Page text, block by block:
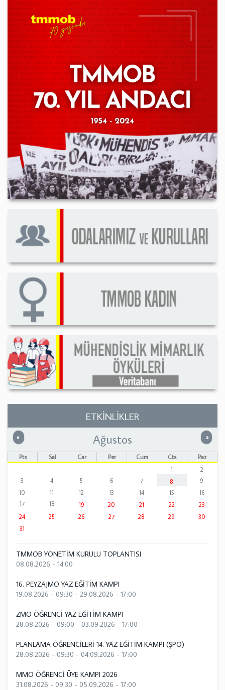
ETKİNLİKLER
« Önceki »
Ağustos
Pts Sal Çar Per Cum Cts
Paz
1
2
3
4 5 6 7 8
9
10
11 12 13 14 15
16
17
18 19 20 21 22
23
24
25 26 27 28 29
30
31
TMMOB YÖNETİM KURULU TOPLANTISI
08.08.2026 - 14:00
16. PEYZAJMO YAZ EĞİTİM KAMPI
19.08.2026 - 09:30 - 29.08.2026 - 17:00
ZMO ÖĞRENCİ YAZ EĞİTİM KAMPI
28.08.2026 - 09:00 - 03.09.2026 - 17:00
PLANLAMA ÖĞRENCİLERİ 14. YAZ EĞİTİM KAMPI (ŞPO)
28.08.2026 - 09:30 - 04.09.2026 - 17:00
MMO ÖĞRENCİ ÜYE KAMPI 2026
31.08.2026 - 09:30 - 05.09.2026 - 17:00